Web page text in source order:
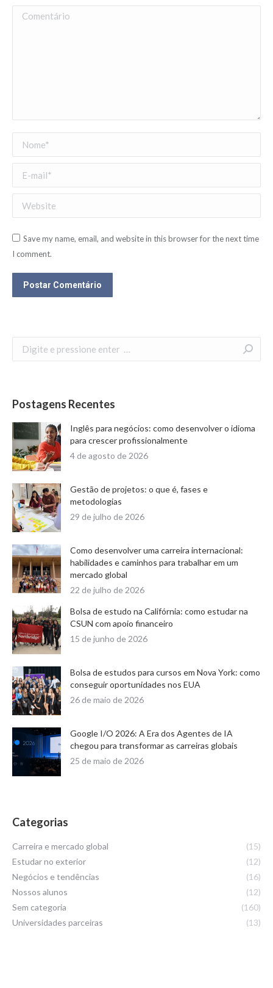
Comentário
Nome *
E-mail *
Website
Save my name, email, and website in this browser for the next time
I comment.
Postar Comentário
Postagens Recentes
Inglês para negócios: como desenvolver o idioma
para crescer profissionalmente
4 de agosto de 2026
Gestão de projetos: o que é, fases e
metodologias
29 de julho de 2026
Como desenvolver uma carreira internacional:
habilidades e caminhos para trabalhar em um
mercado global
22 de julho de 2026
Bolsa de estudo na Califórnia: como estudar na
CSUN com apoio financeiro
15 de junho de 2026
Bolsa de estudos para cursos em Nova York: como
conseguir oportunidades nos EUA
26 de maio de 2026
Google I/O 2026: A Era dos Agentes de IA
chegou para transformar as carreiras globais
25 de maio de 2026
Categorias
Carreira e mercado global
(15)
Estudar no exterior
(12)
Negócios e tendências
(16)
Nossos alunos
(12)
Sem categoria
(160)
Universidades parceiras
(13)